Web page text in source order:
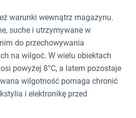
warunki wewnątrz magazynu.
suche i utrzymywane w
do przechowywania
na wilgoć. W wielu obiektach
powyżej 8°C, a latem pozostaje
wilgotność pomaga chronić
i elektronikę przed